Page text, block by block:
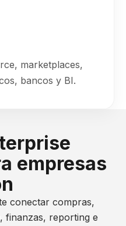
marketplaces,
bancos y BI.
empresas
conectar compras,
finanzas, reporting e